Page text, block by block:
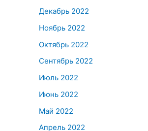
Декабрь 2022
Ноябрь 2022
Октябрь 2022
Сентябрь 2022
Июль 2022
Июнь 2022
Май 2022
Апрель 2022